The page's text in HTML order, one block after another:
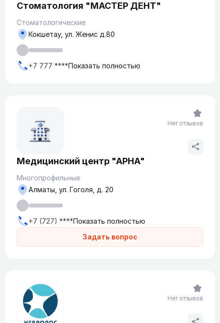
Стоматология "МАСТЕР ДЕНТ"
Стоматологические
Кокшетау, ул. Женис д.80
+7 777 ****Показать полностью
Медицинский центр "АРНА"
Многопрофильные
Задать вопрос
Алматы, ул. Гоголя, д. 20
+7 (727) ****Показать полностью
Нет отзывов
Нет отзывов